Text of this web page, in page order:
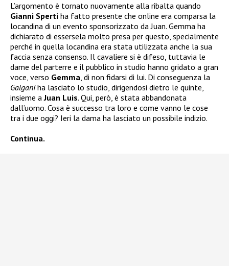
L’argomento è tornato nuovamente alla ribalta quando
Gianni Sperti ha fatto presente che online era comparsa la
locandina di un evento sponsorizzato da Juan. Gemma ha
dichiarato di essersela molto presa per questo, specialmente
perché in quella locandina era stata utilizzata anche la sua
faccia senza consenso. Il cavaliere si è difeso, tuttavia le
dame del parterre e il pubblico in studio hanno gridato a gran
voce, verso Gemma, di non fidarsi di lui. Di conseguenza la
Galganiha lasciato lo studio, dirigendosi dietro le quinte,
insieme aJuan Luis. Qui, però, è stata abbandonata
dall’uomo. Cosa è successo tra loro e come vanno le cose
tra i due oggi? Ieri la dama ha lasciato un possibile indizio.
Continua.